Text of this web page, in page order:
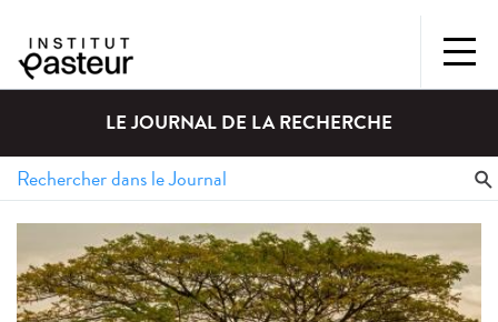
LE JOURNAL DE LA RECHERCHE